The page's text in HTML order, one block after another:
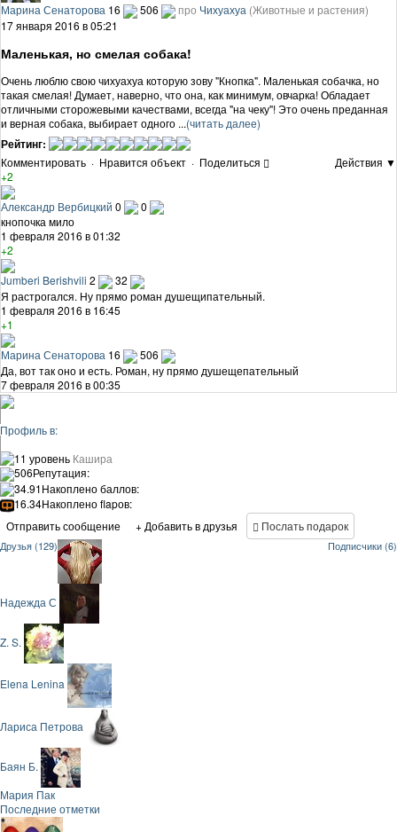
Марина Сенаторова 16 506 про Чихуахуа (Животные и растения)
17 января 2016 в 05:21
Маленькая, но смелая собака!
Очень люблю свою чихуахуа которую зову "Кнопка". Маленькая собачка, но
такая смелая! Думает, наверно, что она, как минимум, овчарка! Обладает
отличными сторожевыми качествами, всегда "на чеку"! Это очень преданная
и верная собака, выбирает одного ...(читать далее)
Рейтинг:
Комментировать · Нравится объект · Поделиться
Действия ▼
+2
Александр Вербицкий 0
0
кнопочка мило
1 февраля 2016 в 01:32
+2
Jumberi Berishvili 2
32
Я растрогался. Ну прямо роман душещипательный.
1 февраля 2016 в 16:45
+1
Марина Сенаторова 16
506
Да, вот так оно и есть. Роман, ну прямо душещепательный
7 февраля 2016 в 00:35
Профиль в:
11 уровень Кашира
506Репутация:
34.91Накоплено баллов:
16.34Накоплено flapов:
Отправить сообщение
+ Добавить в друзья Послать подарок
Друзья (129) Подписчики (6)
Надежда С
Z. S.
Elena Lenina
Лариса Петрова
Баян Б.
Мария Пак
Последние отметки